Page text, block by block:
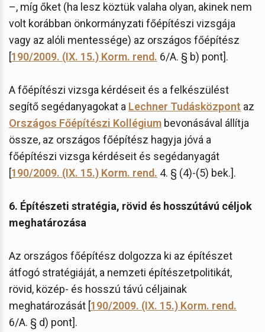
–, míg őket (ha lesz köztük valaha olyan, akinek nem
volt korábban önkormányzati főépítészi vizsgája
vagy az alóli mentessége) az országos főépítész
[190/2009. (IX. 15.) Korm. rend. 6/A. § b) pont].
A főépítészi vizsga kérdéseit és a felkészülést
segítő segédanyagokat a Lechner Tudásközpont az
Országos Főépítészi Kollégium bevonásával állítja
össze, az országos főépítész hagyja jóvá a
főépítészi vizsga kérdéseit és segédanyagát
[190/2009. (IX. 15.) Korm. rend. 4. § (4)-(5) bek.].
6. Építészeti stratégia, rövid és hosszútávú céljok
meghatározása
Az országos főépítész dolgozza ki az építészet
átfogó stratégiáját, a nemzeti építészetpolitikát,
rövid, közép- és hosszú távú céljainak
meghatározását [190/2009. (IX. 15.) Korm. rend.
6/A. § d) pont].